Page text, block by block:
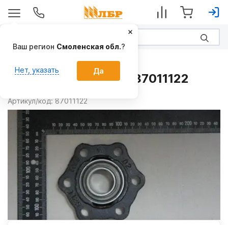
Подшипник в сборе 87011122
Артикул/код: 87011122
Ваш регион Смоленская обл.?
Нет, указать Да